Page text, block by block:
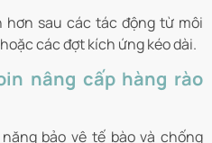
hơn sau các tác động từ môi
các đợt kích ứng kéo dài.
nâng cấp hàng rào
bảo vệ tế bào và chống